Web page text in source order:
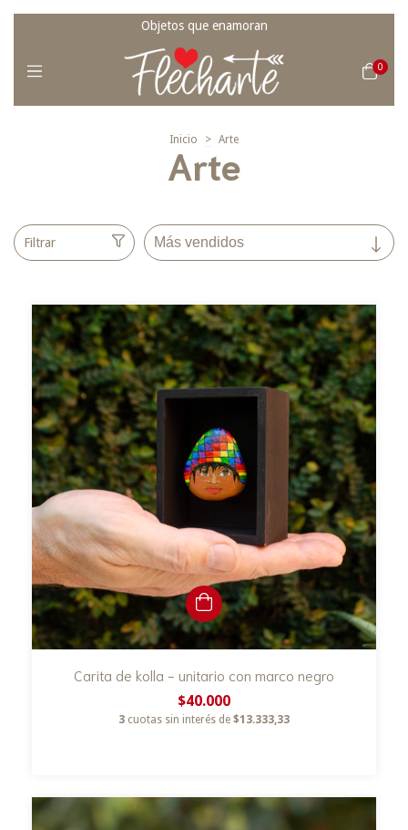
Objetos que enamoran
0
Inicio > Arte
Arte
Filtrar
Carita de kolla - unitario con marco negro
$40.000
3 cuotas sin interés de $13.333,33